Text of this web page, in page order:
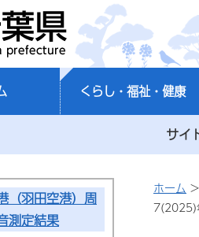
千葉県
くらし・福祉・健康
サイ
（羽田空港）周
測定結果
ホーム >
7(2025)